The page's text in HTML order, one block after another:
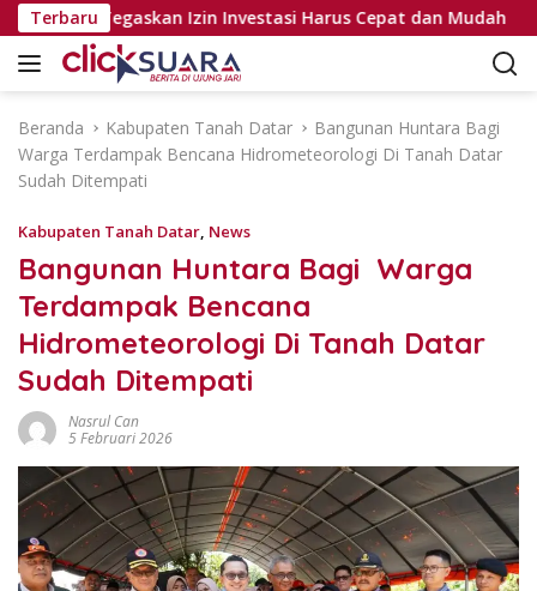
a
Terbaru
Tegaskan Izin Investasi Harus Cepat dan Mudah
Beranda Kabupaten Tanah Datar
Bangunan Huntara Bagi
Warga Terdampak Bencana Hidrometeorologi Di Tanah Datar
Sudah Ditempati
Kabupaten Tanah Datar, News
Bangunan Huntara Bagi Warga
Terdampak Bencana
Hidrometeorologi Di Tanah Datar
Sudah Ditempati
Nasrul Can
5 Februari 2026